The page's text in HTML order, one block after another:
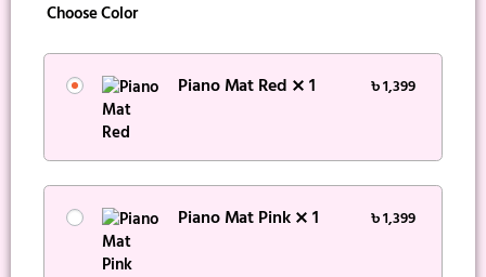
Choose Color
Piano Mat Red 1 ৳1,399
Piano Mat Pink 1 ৳1,399